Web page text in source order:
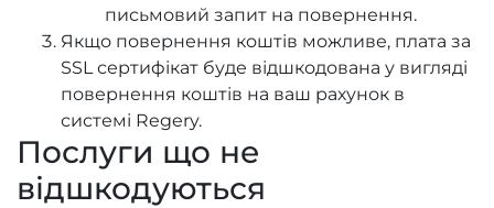
письмовий запит на повернення.
Якщо повернення коштів можливе, плата за
SSL сертифікат буде відшкодована у вигляді
повернення коштів на ваш рахунок в
системі Regery.
Послуги що не
відшкодуються